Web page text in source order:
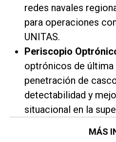
redes navales
para operaciones
UNITAS.
Periscopio
optrónicos de última
penetración de
detectabilidad y
situacional en la
MÁS